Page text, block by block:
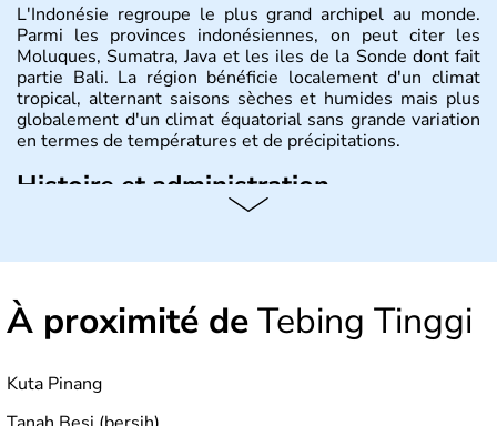
L'Indonésie regroupe le plus grand archipel au monde.
Parmi les provinces indonésiennes, on peut citer les
Moluques, Sumatra, Java et les iles de la Sonde dont fait
partie Bali. La région bénéficie localement d'un climat
tropical, alternant saisons sèches et humides mais plus
globalement d'un climat équatorial sans grande variation
en termes de températures et de précipitations.
Histoire et administration
6000 sont habitées. C'est en 1945 que son
200 millions d'habitants, élevés dans le respect des
cultures et le culte du corps, notamment au travers des
À proximité deTebing Tinggi
Kuta Pinang